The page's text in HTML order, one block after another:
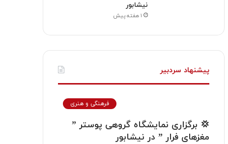
نیشابور
۱ هفته پیش
پیشنهاد سردبیر
فرهنگی و هنری
💢 برگزاری نمایشگاه گروهی پوستر ”
مغزهای فرار ” در نيشابور